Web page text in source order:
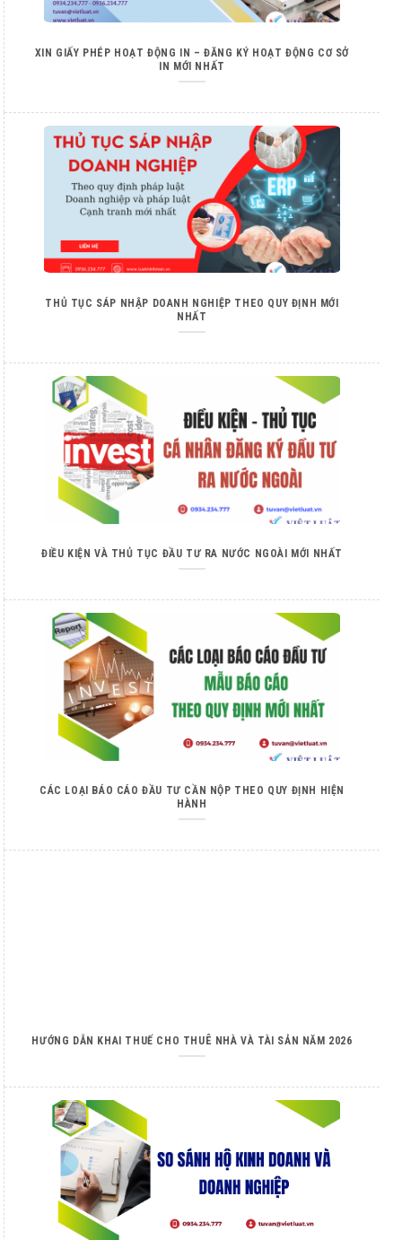
XIN GIẤY PHÉP HOẠT ĐỘNG IN – ĐĂNG KÝ HOẠT ĐỘNG CƠ SỞ
IN MỚI NHẤT
THỦ TỤC SÁP NHẬP DOANH NGHIỆP THEO QUY ĐỊNH MỚI
NHẤT
ĐIỀU KIỆN VÀ THỦ TỤC ĐẦU TƯ RA NƯỚC NGOÀI MỚI NHẤT
CÁC LOẠI BÁO CÁO ĐẦU TƯ CẦN NỘP THEO QUY ĐỊNH HIỆN
HÀNH
HƯỚNG DẪN KHAI THUẾ CHO THUÊ NHÀ VÀ TÀI SẢN NĂM 2026